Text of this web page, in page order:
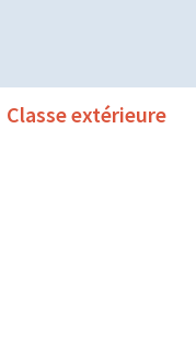
Classe extérieure